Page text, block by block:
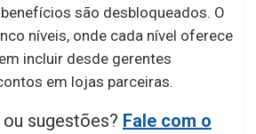
são desbloqueados. O
níveis, onde cada nível oferece
incluir desde gerentes
em lojas parceiras.
sugestões? Fale com o